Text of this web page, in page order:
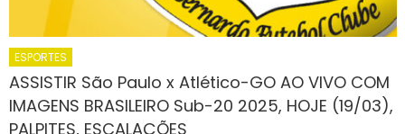
ESPORTES
ASSISTIR São Paulo x Atlético-GO AO VIVO COM
IMAGENS BRASILEIRO Sub-20 2025, HOJE (19/03),
PALPITES, ESCALAÇÕES